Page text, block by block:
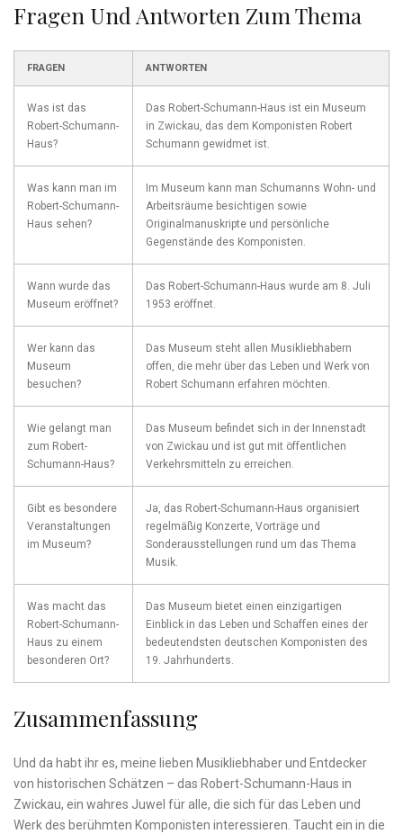
Fragen Und Antworten Zum Thema
FRAGEN ANTWORTEN
Was ist‍ das
Robert-Schumann-
Haus?
Das⁢ Robert-Schumann-Haus ist⁤ ein Museum ​
in Zwickau, das dem ‍Komponisten Robert
Schumann gewidmet ⁣ist.
Was ​kann man ‌im
Robert-Schumann-
Haus⁢ sehen?
Im Museum ⁤kann man⁤ Schumanns Wohn- ‍und
​Arbeitsräume besichtigen sowie
Originalmanuskripte und persönliche
Gegenstände des​ Komponisten.
Wann wurde das
Museum eröffnet?
Das ⁤Robert-Schumann-Haus wurde am 8. Juli
1953 eröffnet.
Wer kann das
Museum
besuchen?
Das Museum⁣ steht allen Musikliebhabern
offen, die mehr über das Leben und Werk von ​
Robert Schumann erfahren möchten.
Wie⁢ gelangt man
zum Robert-
Schumann-Haus?
Das Museum befindet sich in‌ der Innenstadt ​
von Zwickau⁣ und‍ ist gut mit öffentlichen‍
Verkehrsmitteln zu erreichen.
Gibt es ‌besondere
Veranstaltungen
‌im Museum?
Ja, das ‍Robert-Schumann-Haus organisiert
‍regelmäßig ‌Konzerte, ‍Vorträge und
⁤Sonderausstellungen rund um das ⁢Thema
Musik.
Was ⁤macht das
Robert-Schumann-
Haus zu⁤ einem
besonderen Ort?
Das‌ Museum⁣ bietet ⁤einen⁤ einzigartigen
‌Einblick ⁢in⁤ das Leben und Schaffen eines der
bedeutendsten deutschen Komponisten‌ des
19. Jahrhunderts.
Zusammenfassung
Und da habt ihr es, meine lieben​ Musikliebhaber und Entdecker
‍von historischen Schätzen – das‍ Robert-Schumann-Haus in
Zwickau, ein wahres Juwel für alle, die ‌sich​ für das Leben und
Werk des berühmten Komponisten interessieren. Taucht ein ​in die